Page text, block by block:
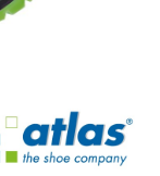
Sternen